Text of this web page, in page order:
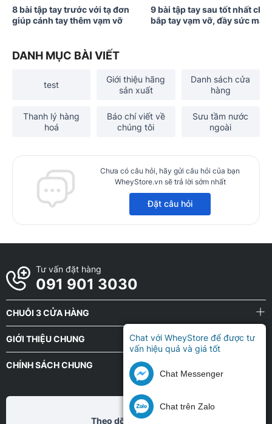
8 bài tập tay trước với tạ đơn
giúp cánh tay thêm vạm vỡ
9 bài tập tay sau tốt nhất cho
bắp tay vạm vỡ, đầy sức
DANH MỤC BÀI VIẾT
test
Giới thiệu hãng
sản xuất
Danh sách cửa
hàng
Thanh lý hàng
hoá
Báo chí viết về
chúng tôi
Sưu tầm nước
ngoài
Chưa có câu hỏi, hãy gửi câu hỏi của bạn
WheyStore.vn sẽ trả lời sớm nhất
Đặt câu hỏi
Tư vấn đặt hàng
091 901 3030
CHUỖI 3 CỬA HÀNG
GIỚI THIỆU CHUNG
CHÍNH SÁCH CHUNG
Theo dõi chũng tôi tại
Chat với WheyStore để được tư
vấn hiệu quả và giá tốt
Chat Messenger
Chat trên Zalo